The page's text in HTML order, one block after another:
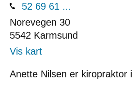
52 69 61 ...
Norevegen 30
5542 Karmsund
Vis kart
Anette Nilsen er kiropraktor i